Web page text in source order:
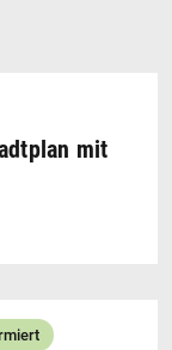
mit